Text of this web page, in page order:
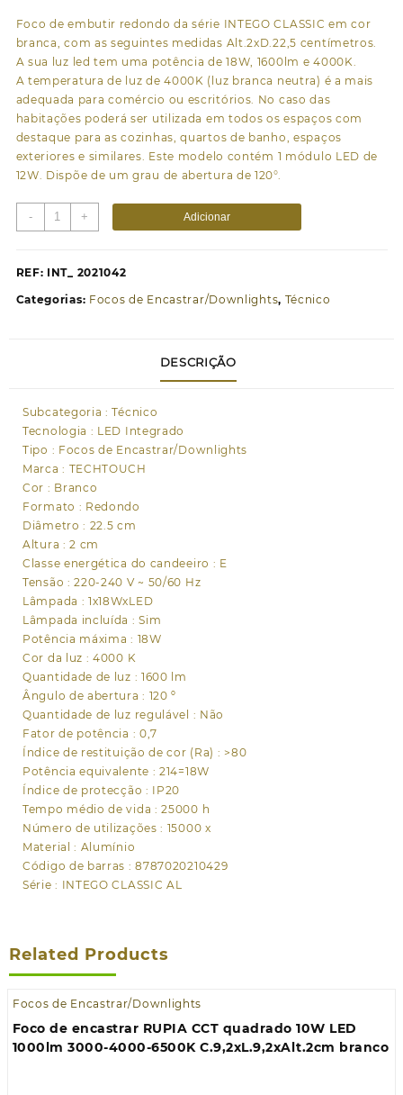
Foco de embutir redondo da série INTEGO CLASSIC em cor
branca, com as seguintes medidas Alt.2xD.22,5 centímetros.
A sua luz led tem uma potência de 18W, 1600lm e 4000K.
A temperatura de luz de 4000K (luz branca neutra) é a mais
adequada para comércio ou escritórios. No caso das
habitações poderá ser utilizada em todos os espaços com
destaque para as cozinhas, quartos de banho, espaços
exteriores e similares. Este modelo contém 1 módulo LED de
12W. Dispõe de um grau de abertura de 120°.
-
Quantidade
de
de
INTEGO
1600lm
120°
Alt.1,1xD.22,5cm
branco
+ Adicionar
REF: INT_ 2021042
Categorias: Focos de Encastrar/Downlights, Técnico
DESCRIÇÃO
Subcategoria : Técnico
Tecnologia : LED Integrado
Tipo : Focos de Encastrar/Downlights
Marca : TECHTOUCH
Cor : Branco
Formato : Redondo
Diâmetro : 22.5 cm
Altura : 2 cm
Classe energética do candeeiro : E
Tensão : 220-240 V ~ 50/60 Hz
Lâmpada : 1x18WxLED
Lâmpada incluída : Sim
Potência máxima : 18W
Cor da luz : 4000 K
Quantidade de luz : 1600 lm
Ângulo de abertura : 120 º
Quantidade de luz regulável : Não
Fator de potência : 0,7
Índice de restituição de cor (Ra) : >80
Potência equivalente : 214=18W
Índice de protecção : IP20
Tempo médio de vida : 25000 h
Número de utilizações : 15000 x
Material : Alumínio
Código de barras : 8787020210429
Série : INTEGO CLASSIC AL
Related Products
Focos de Encastrar/Downlights
Foco de encastrar RUPIA CCT quadrado 10W LED
1000lm 3000-4000-6500K C.9,2xL.9,2xAlt.2cm branco